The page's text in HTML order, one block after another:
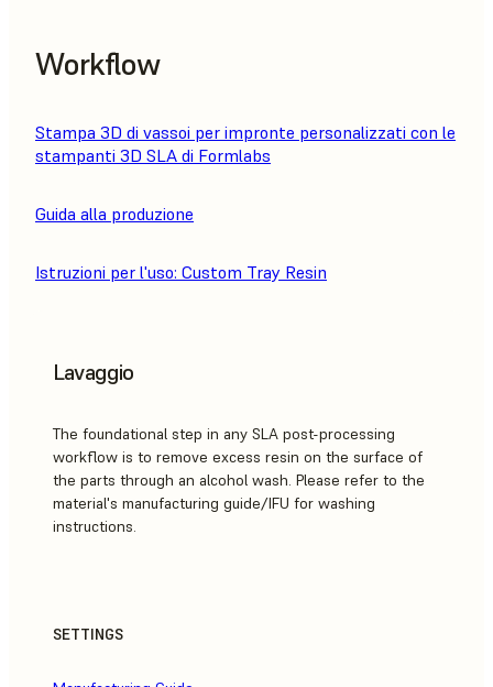
Workflow
Stampa 3D di vassoi per impronte personalizzati con le
stampanti 3D SLA di Formlabs
Guida alla produzione
Istruzioni per l'uso: Custom Tray Resin
Lavaggio
The foundational step in any SLA post-processing
workflow is to remove excess resin on the surface of
the parts through an alcohol wash. Please refer to the
material's manufacturing guide/IFU for washing
instructions.
SETTINGS